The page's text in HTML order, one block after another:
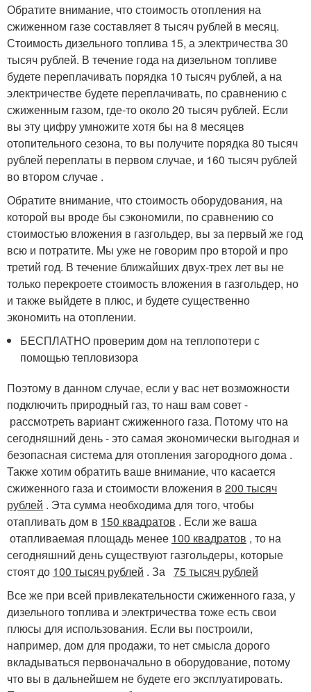
Обратите внимание, что стоимость отопления на
сжиженном газе составляет 8 тысяч рублей в месяц.
Стоимость дизельного топлива 15, а электричества 30
тысяч рублей. В течение года на дизельном топливе
будете переплачивать порядка 10 тысяч рублей, а на
электричестве будете переплачивать, по сравнению с
сжиженным газом, где-то около 20 тысяч рублей. Если
вы эту цифру умножите хотя бы на 8 месяцев
отопительного сезона, то вы получите порядка 80 тысяч
рублей переплаты в первом случае, и 160 тысяч рублей
во втором случае .
Обратите внимание, что стоимость оборудования, на
которой вы вроде бы сэкономили, по сравнению со
стоимостью вложения в газгольдер, вы за первый же год
всю и потратите. Мы уже не говорим про второй и про
третий год. В течение ближайших двух-трех лет вы не
только перекроете стоимость вложения в газгольдер, но
и также выйдете в плюс, и будете существенно
экономить на отоплении.
БЕСПЛАТНО проверим дом на теплопотери с
помощью тепловизора
Поэтому в данном случае, если у вас нет возможности
подключить природный газ, то наш вам совет -
рассмотреть вариант сжиженного газа. Потому что на
сегодняшний день - это самая экономически выгодная и
безопасная система для отопления загородного дома .
Также хотим обратить ваше внимание, что касается
сжиженного газа и стоимости вложения в 200 тысяч
рублей . Эта сумма необходима для того, чтобы
отапливать дом в 150 квадратов . Если же ваша
отапливаемая площадь менее 100 квадратов , то на
сегодняшний день существуют газгольдеры, которые
стоят до 100 тысяч рублей . За 75 тысяч рублей
Все же при всей привлекательности сжиженного газа, у
дизельного топлива и электричества тоже есть свои
плюсы для использования. Если вы построили,
например, дом для продажи, то нет смысла дорого
вкладываться первоначально в оборудование, потому
что вы в дальнейшем не будете его эксплуатировать.